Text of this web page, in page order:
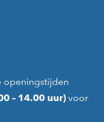
openingstijden
– 14.00 uur) voor